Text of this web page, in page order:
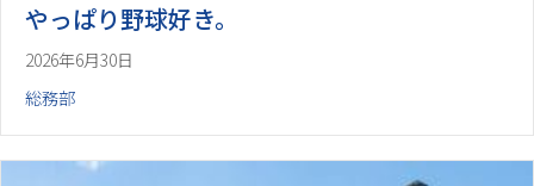
やっぱり野球好き。
2026年6月30日
総務部